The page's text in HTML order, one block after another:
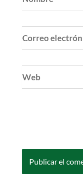
electrónico*